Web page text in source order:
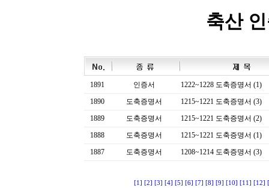
축산
1891 인증서
1222~1228 도축증명서 (1)
1890
도축증명서
1215~1221 도축증명서 (3)
1889
도축증명서
1215~1221 도축증명서 (2)
1888
도축증명서
1215~1221 도축증명서 (1)
1887
도축증명서 1208~1214 도축증명서 (3)
[1] [2] [3] [4] [5] [6] [7] [8] [9] [10] [11] [12]